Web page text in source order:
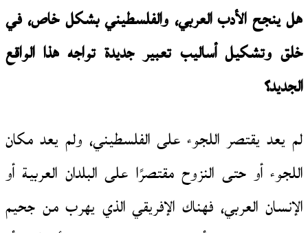
هل ينجح الأدب العربي، والفلسطيني بشكل خاص، في
خلق وتشكيل أساليب تعبير جديدة تواجه هذا الواقع
الجديد؟
لم يعد يقتصر اللجوء على الفلسطيني، ولم يعد مكان
اللجوء أو حتى النزوح مقتصرًا على البلدان العربية أو
الإنسان العربي، فهناك الإفريقي الذي يهرب من جحيم